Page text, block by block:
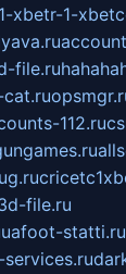
xbetr-1-
file.ru
112.ru
file.ru
uafoot-statti.ru